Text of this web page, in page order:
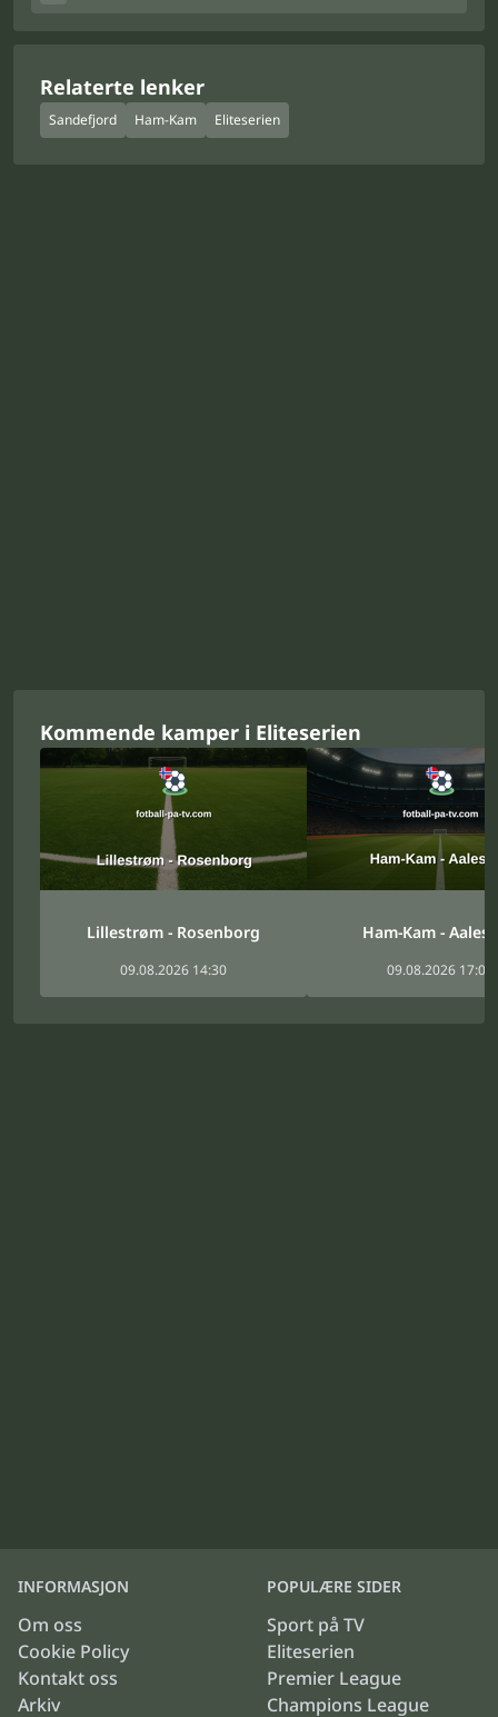
Relaterte lenker
Sandefjord Ham-Kam Eliteserien
Kommende kamper i Eliteserien
Lillestrøm - Rosenborg
09.08.2026 14:30
Ham-Kam -
09.08.2026 17:00
INFORMASJON
Om oss
Cookie Policy
Kontakt oss
Arkiv
POPULÆRE SIDER
Sport på TV
Eliteserien
Premier League
Champions League